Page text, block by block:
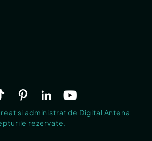
si administrat de Digital Antena
rezervate.